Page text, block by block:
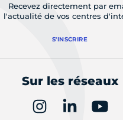
Recevez directement par
l'actualité de vos centres
S'INSCRIRE
Sur les réseaux